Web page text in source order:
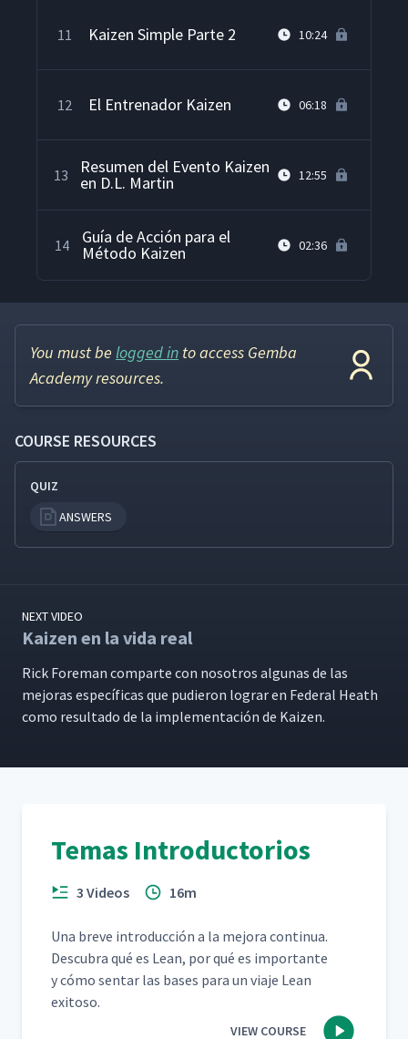
11 Kaizen Simple Parte 2 10:24
12 El Entrenador Kaizen 06:18
13 Resumen del Evento Kaizen
en D.L. Martin 12:55
14 Guía de Acción para el
Método Kaizen 02:36
You must be logged in to access Gemba
Academy resources.
COURSE RESOURCES
QUIZ
ANSWERS
NEXT VIDEO
Kaizen en la vida real
Rick Fore­man com­parte con nosotros algu­nas de las
mejo­ras especí­fi­cas que pudieron lograr en Fed­er­al Heath
como resul­ta­do de la imple­mentación de Kaizen.
Temas Introductorios
3 Videos 16m
Una breve intro­duc­ción a la mejo­ra con­tin­ua.
Des­cubra qué es Lean, por qué es impor­tante
y cómo sen­tar las bases para un via­je Lean
exitoso.
VIEW COURSE